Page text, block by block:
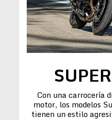
Con una carrocería
motor, los modelos
tienen un estilo